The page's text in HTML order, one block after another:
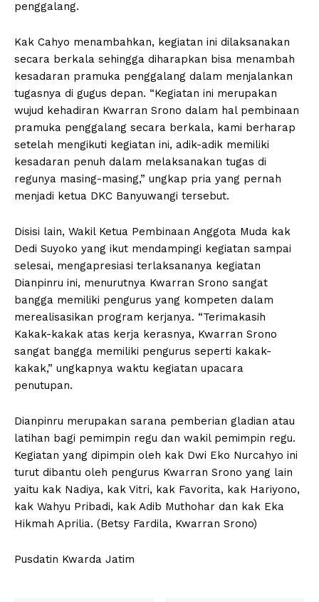
penggalang.
Kak Cahyo menambahkan, kegiatan ini dilaksanakan
secara berkala sehingga diharapkan bisa menambah
kesadaran pramuka penggalang dalam menjalankan
tugasnya di gugus depan. “Kegiatan ini merupakan
wujud kehadiran Kwarran Srono dalam hal pembinaan
pramuka penggalang secara berkala, kami berharap
setelah mengikuti kegiatan ini, adik-adik memiliki
kesadaran penuh dalam melaksanakan tugas di
regunya masing-masing,” ungkap pria yang pernah
menjadi ketua DKC Banyuwangi tersebut.
Disisi lain, Wakil Ketua Pembinaan Anggota Muda kak
Dedi Suyoko yang ikut mendampingi kegiatan sampai
selesai, mengapresiasi terlaksananya kegiatan
Dianpinru ini, menurutnya Kwarran Srono sangat
bangga memiliki pengurus yang kompeten dalam
merealisasikan program kerjanya. “Terimakasih
Kakak-kakak atas kerja kerasnya, Kwarran Srono
sangat bangga memiliki pengurus seperti kakak-
kakak,” ungkapnya waktu kegiatan upacara
penutupan.
Dianpinru merupakan sarana pemberian gladian atau
latihan bagi pemimpin regu dan wakil pemimpin regu.
Kegiatan yang dipimpin oleh kak Dwi Eko Nurcahyo ini
turut dibantu oleh pengurus Kwarran Srono yang lain
yaitu kak Nadiya, kak Vitri, kak Favorita, kak Hariyono,
kak Wahyu Pribadi, kak Adib Muthohar dan kak Eka
Hikmah Aprilia. (Betsy Fardila, Kwarran Srono)
Pusdatin Kwarda Jatim